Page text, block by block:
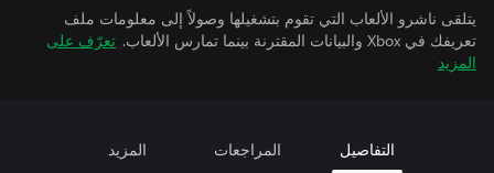
يتلقى ناشرو الألعاب التي تقوم بتشغيلها وصولاً إلى معلومات ملف
تعريفك في Xbox والبيانات المقترنة بينما تمارس الألعاب.
تعرّف على
المزيد
التفاصيل المراجعات المزيد